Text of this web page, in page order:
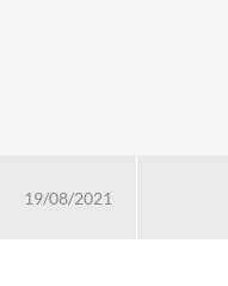
19/08/2021